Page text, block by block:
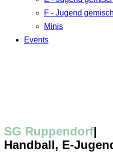
F - Jugend
Minis
Events
SG Ruppendorf|
Handball, E-